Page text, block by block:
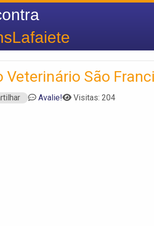
Veterinário São
Avalie! Visitas: 204